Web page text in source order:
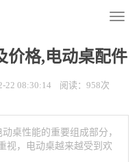
导
单
价格,电动桌配件
22 08:30:14 阅读：958次
桌性能的重要组成部分，
视，电动桌越来越受到欢